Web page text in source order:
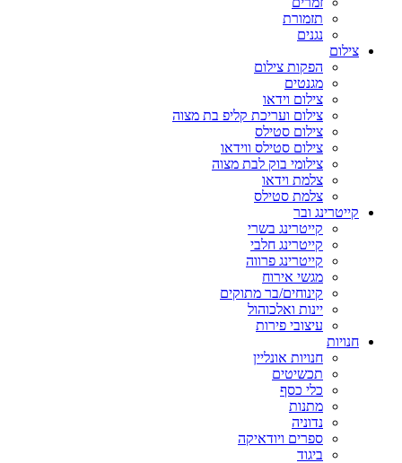
תזמורת
נגנים
צילום
הפקות צילום
מגנטים
צילום וידאו
צילום ועריכת קליפ בת מצוה
צילום סטילס
צילום סטילס ווידאו
צילומי בוק לבת מצוה
צלמת וידאו
צלמת סטילס
קייטרינג ובר
קייטרינג בשרי
קייטרינג חלבי
קייטרינג פרווה
מגשי אירוח
קינוחים/בר מתוקים
יינות ואלכוהול
עיצובי פירות
חנויות
חנויות אונליין
תכשיטים
כלי כסף
מתנות
נדוניה
ספרים ויודאיקה
ביגוד